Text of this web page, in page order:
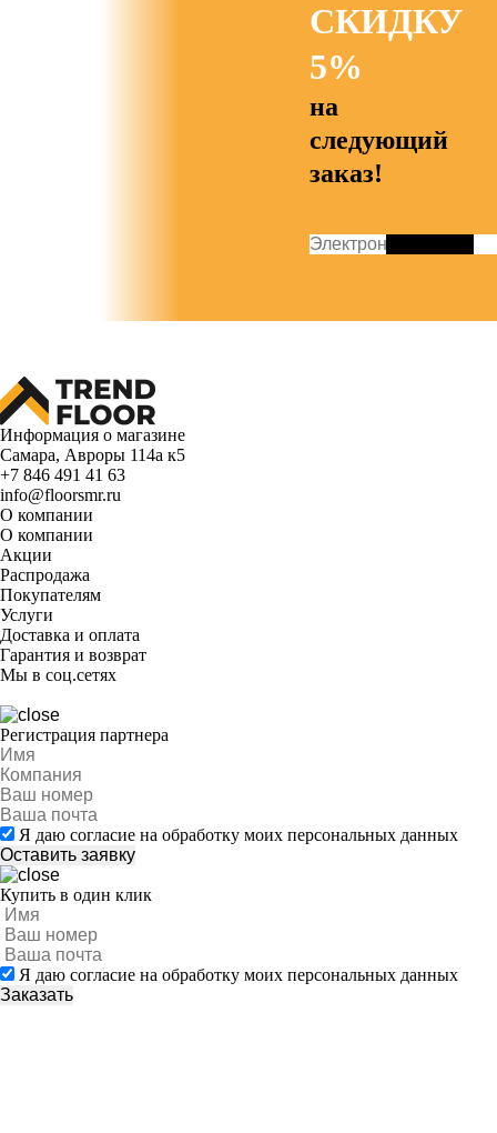
СКИДКУ
5%
на
следующий
заказ!
Информация о магазине
Самара, Авроры 114а к5
+7 846 491 41 63
info@floorsmr.ru
О компании
О компании
Акции
Распродажа
Покупателям
Услуги
Доставка и оплата
Гарантия и возврат
Мы в соц.сетях
Регистрация партнера
Я даю согласие на обработку моих персональных данных
Купить в один клик
Я даю согласие на обработку моих персональных данных